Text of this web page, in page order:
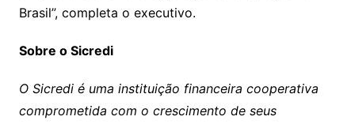
Brasil”, completa o executivo.
Sobre o Sicredi
O Sicredi é uma instituição financeira cooperativa
comprometida com o crescimento de seus